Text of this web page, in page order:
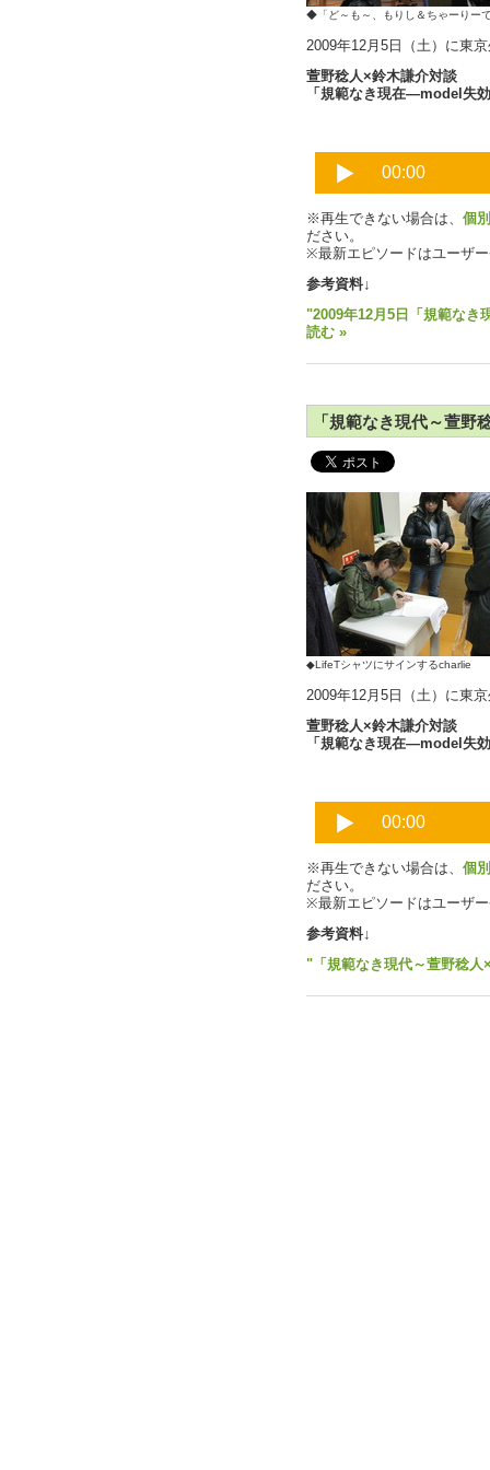
◆「ど～も～、もりし＆ちゃーりー
2009年12月5日（土）に東
萱野稔人×鈴木謙介対談
「規範なき現在―model失
※再生できない場合は、 個
ださい。
※最新エピソードはユーザ
参考資料↓
"2009年12月5日「規範なき
読む »
「規範なき現代～萱野
◆LifeTシャツにサインするcharlie
2009年12月5日（土）に東
萱野稔人×鈴木謙介対談
「規範なき現在―model失
※再生できない場合は、 個
ださい。
※最新エピソードはユーザ
参考資料↓
"「規範なき現代～萱野稔